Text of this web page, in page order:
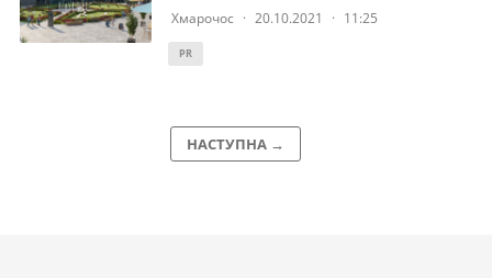
Хмарочос · 20.10.2021 · 11:25
PR
НАСТУПНА →